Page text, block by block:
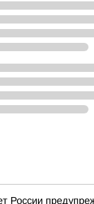
России